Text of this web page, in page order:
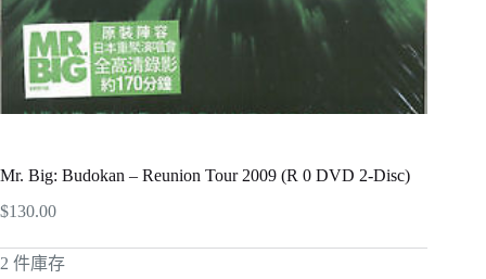
Mr. Big: Budokan – Reunion Tour 2009 (R 0 DVD 2-Disc)
$130.00
2 件庫存